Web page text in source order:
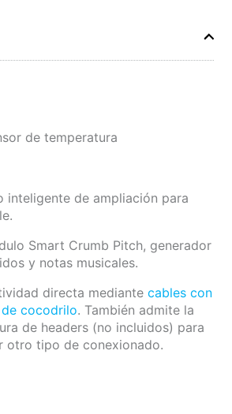
de temperatura
inteligente de ampliación para
Smart Crumb Pitch, generador
y notas musicales.
directa mediantecables con
cocodrilo. También admite la
de headers (no incluidos) para
otro tipo de conexionado.